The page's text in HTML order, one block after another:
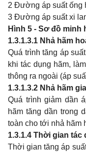
2 Đường áp suất ống
3 Đường áp suất xi
Hình 5 - Sơ đồ minh
1.3.1.3.1 Nhả hãm
Quá trình tăng áp
khi tác dụng hãm,
thông ra ngoài (áp
1.3.1.3.2 Nhả hãm
Quá trình giảm dần
hãm tăng dần trong
toàn cho tới nhả hãm
1.3.1.4 Thời gian tác
Thời gian tăng áp